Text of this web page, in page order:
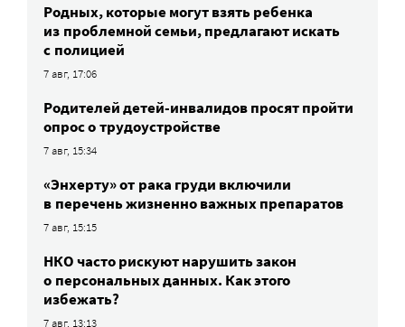
Родных, которые могут взять ребенка
из проблемной семьи, предлагают искать
с полицией
7 авг, 17:06
Родителей детей-инвалидов просят пройти
опрос о трудоустройстве
7 авг, 15:34
«Энхерту» от рака груди включили
в перечень жизненно важных препаратов
7 авг, 15:15
НКО часто рискуют нарушить закон
о персональных данных. Как этого
избежать?
7 авг, 13:13